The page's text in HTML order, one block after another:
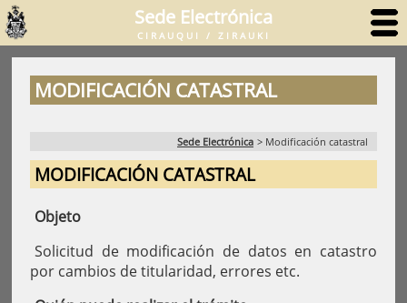
Sede Electrónica
CIRAUQUI / ZIRAUKI
MODIFICACIÓN CATASTRAL
Sede Electrónica > Modificación catastral
MODIFICACIÓN CATASTRAL
Objeto
Solicitud de modificación de datos en catastro
por cambios de titularidad, errores etc.